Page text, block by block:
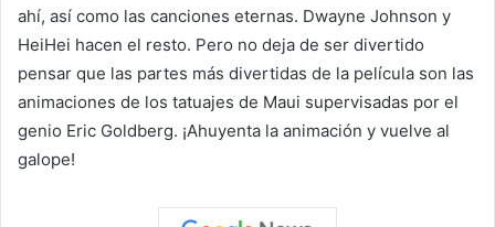
ahí, así como las canciones eternas. Dwayne Johnson y
HeiHei hacen el resto. Pero no deja de ser divertido
pensar que las partes más divertidas de la película son las
animaciones de los tatuajes de Maui supervisadas por el
genio Eric Goldberg. ¡Ahuyenta la animación y vuelve al
galope!